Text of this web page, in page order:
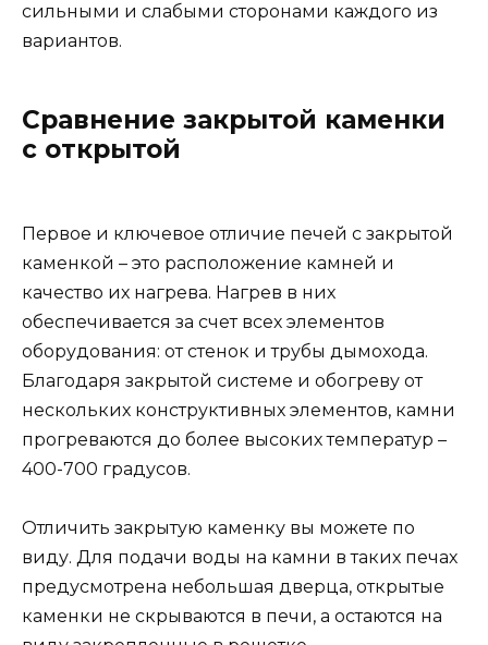
сильными и слабыми сторонами каждого из
вариантов.
Сравнение закрытой каменки
с открытой
Первое и ключевое отличие печей с закрытой
каменкой – это расположение камней и
качество их нагрева. Нагрев в них
обеспечивается за счет всех элементов
оборудования: от стенок и трубы дымохода.
Благодаря закрытой системе и обогреву от
нескольких конструктивных элементов, камни
прогреваются до более высоких температур –
400-700 градусов.
Отличить закрытую каменку вы можете по
виду. Для подачи воды на камни в таких печах
предусмотрена небольшая дверца, открытые
каменки не скрываются в печи, а остаются на